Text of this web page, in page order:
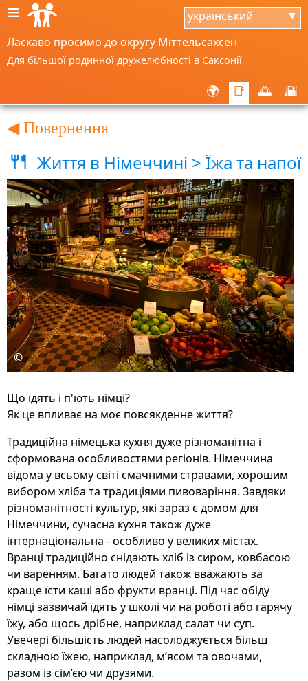
≡ український ▼
Ласкаво просимо до округу Міттельсахсен
Для більшої родинної дружелюбності в Саксонії
🌍 📑 🌅 🌇
◀ Повернення
🍴 Життя в Німеччині > Їжа та напої
©
Що їдять і п'ють німці?
Як це впливає на моє повсякденне життя?
Традиційна німецька кухня дуже різноманітна і
сформована особливостями регіонів. Німеччина
відома у всьому світі смачними стравами, хорошим
вибором хліба та традиціями пивоваріння. Завдяки
різноманітності культур, які зараз є домом для
Німеччини, сучасна кухня також дуже
інтернаціональна - особливо у великих містах.
Вранці традиційно снідають хліб із сиром, ковбасою
чи варенням. Багато людей також вважають за
краще їсти каші або фрукти вранці. Під час обіду
німці зазвичай їдять у школі чи на роботі або гарячу
їжу, або щось дрібне, наприклад салат чи суп.
Увечері більшість людей насолоджується більш
складною їжею, наприклад, м’ясом та овочами,
разом із сім’єю чи друзями.